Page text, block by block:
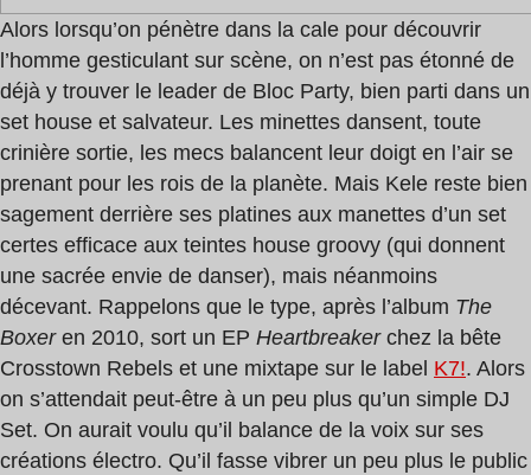
Alors lorsqu’on pénètre dans la cale pour découvrir
l’homme gesticulant sur scène, on n’est pas étonné de
déjà y trouver le leader de Bloc Party, bien parti dans un
set house et salvateur. Les minettes dansent, toute
crinière sortie, les mecs balancent leur doigt en l’air se
prenant pour les rois de la planète. Mais Kele reste bien
sagement derrière ses platines aux manettes d’un set
certes efficace aux teintes house groovy (qui donnent
une sacrée envie de danser), mais néanmoins
décevant. Rappelons que le type, après l’album The
Boxeren 2010, sort un EP Heartbreakerchez la bête
Crosstown Rebels et une mixtape sur le label K7!. Alors
on s’attendait peut-être à un peu plus qu’un simple DJ
Set. On aurait voulu qu’il balance de la voix sur ses
créations électro. Qu’il fasse vibrer un peu plus le public